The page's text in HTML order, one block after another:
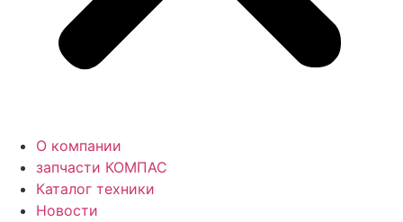
О компании
запчасти КОМПАС
Каталог техники
Новости